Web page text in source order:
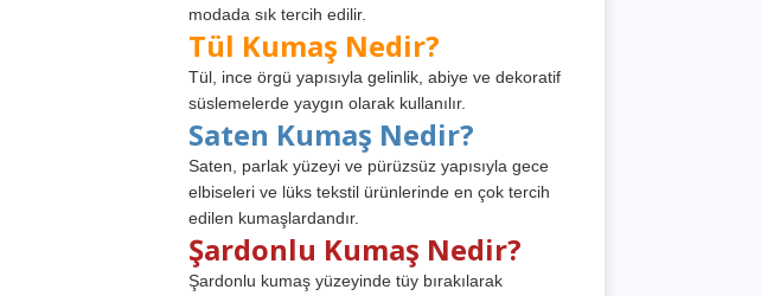
modada sık tercih edilir.
Tül Kumaş Nedir?
Tül, ince örgü yapısıyla gelinlik, abiye ve dekoratif
süslemelerde yaygın olarak kullanılır.
Saten Kumaş Nedir?
Saten, parlak yüzeyi ve pürüzsüz yapısıyla gece
elbiseleri ve lüks tekstil ürünlerinde en çok tercih
edilen kumaşlardandır.
Şardonlu Kumaş Nedir?
Şardonlu kumaş yüzeyinde tüy bırakılarak